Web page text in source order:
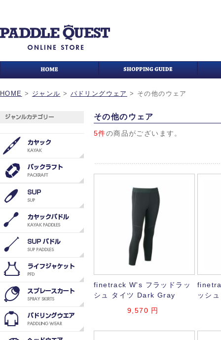
HOME > ジャンル > パドリングウェア > その他のウェア
その他のウェア
5件の商品がございます。
finetrack W's フラッドラッ
シュ タイツ Dark Gray
9,570 円
ッシ